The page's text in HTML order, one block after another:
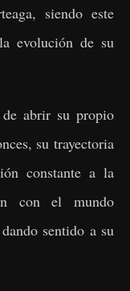
siendo este
evolución de su
abrir su propio
su trayectoria
constante a la
con el mundo
sentido a su